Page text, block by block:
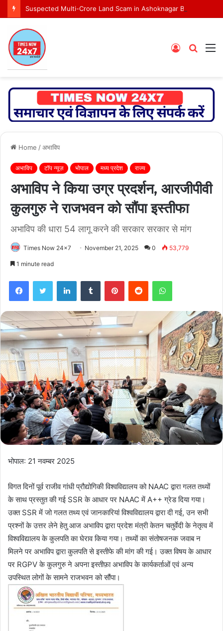
Search
Log
Home /अभाविप
अभाविप टॉप न्यूज़ भोपाल मध्य प्रदेश राज्य
अभाविप ने किया उग्र प्रदर्शन, आरजीपीवी
कुलगुरु ने राजभवन को सौंपा इस्तीफा
अभाविप की धारा 54 लागू करने की सरकार सरकार से मांग
Times Now 24x7 November 21, 2025 0 53,779
1 minute read
FacebookTwitter LinkedInTumblr PinterestReddit WhatsApp
भोपाल: 21 नवम्बर 2025
विगत दिनों पूर्व राजीव गांधी प्रौद्योगिकी विश्वविद्यालय को NAAC द्वारा गलत तथ्यों
के साथ प्रस्तुत की गई SSR के आधार पर NAAC में A++ ग्रेड दिया गया।
उक्त SSR में जो गलत तथ्य एवं जानकारियां विश्वविद्यालय द्वारा दी गई, उन सभी
प्रश्नों के उत्तर लेने हेतु आज अभाविप द्वारा प्रदेश मंत्री केतन चतुर्वेदी के नेतृत्व में
विश्वविद्यालय के कुलपति का घेराव किया गया। तथ्यों का संतोषजनक जवाब न
मिलने पर अभाविप द्वारा कुलपति से इस्तीफे की मांग की गई। उक्त विषय के आधार
पर RGPV के कुलगुरु ने अपना इस्तीफ़ा अभाविप के कार्यकर्ताओं एवं अन्य
उपस्थित लोगों के सामने राजभवन को सौंपा।